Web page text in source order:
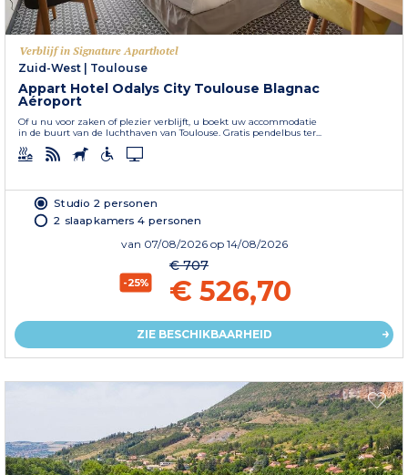
Verblijf in Signature Aparthotel
Zuid-West
Toulouse
Appart Hotel Odalys City Toulouse Blagnac
Aéroport
Of u nu voor zaken of plezier verblijft, u boekt uw accommodatie
in de buurt van de luchthaven van Toulouse. Gratis pendelbus ter...
Studio 2 personen
2 slaapkamers 4 personen
van 07/08/2026 op 14/08/2026
-25%
€ 707
€ 526,70
ZIE BESCHIKBAARHEID